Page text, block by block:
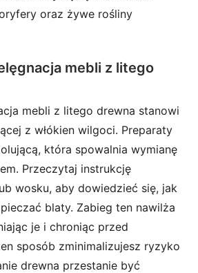
oraz żywe rośliny
mebli z litego
mebli z litego drewna stanowi
z włókien wilgoci. Preparaty
która spowalnia wymianę
Przeczytaj instrukcję
wosku, aby dowiedzieć się, jak
blaty. Zabieg ten nawilża
je i chroniąc przed
sposób zminimalizujesz ryzyko
drewna przestanie być